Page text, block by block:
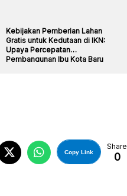
Kebijakan Pemberian Lahan
Gratis untuk Kedutaan di IKN:
Upaya Percepatan
Pembangunan Ibu Kota Baru
Copy Link
Share
0